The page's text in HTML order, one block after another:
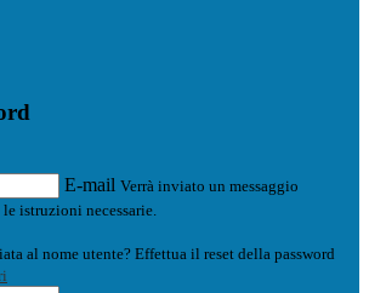
E-mail Verrà inviato un messaggio
istruzioni necessarie.
al nome utente? Effettua il reset della password